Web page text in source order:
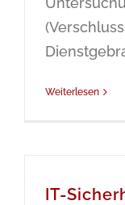
Weiterlesen
IT-